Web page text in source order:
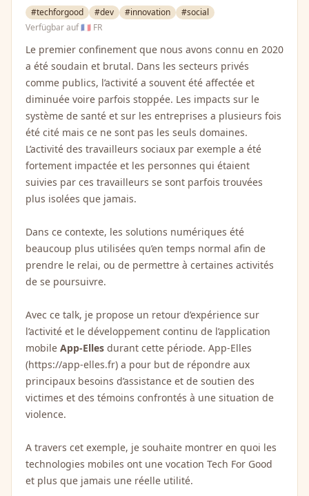
#techforgood #dev #innovation
#social
Verfügbar auf🇫🇷 FR
Le premier confinement que nous avons connu en 2020
a été soudain et brutal. Dans les secteurs privés
comme publics, l’activité a souvent été affectée et
diminuée voire parfois stoppée. Les impacts sur le
système de santé et sur les entreprises a plusieurs fois
été cité mais ce ne sont pas les seuls domaines.
L’activité des travailleurs sociaux par exemple a été
fortement impactée et les personnes qui étaient
suivies par ces travailleurs se sont parfois trouvées
plus isolées que jamais.
Dans ce contexte, les solutions numériques été
beaucoup plus utilisées qu’en temps normal afin de
prendre le relai, ou de permettre à certaines activités
de se poursuivre.
Avec ce talk, je propose un retour d’expérience sur
l’activité et le développement continu de l’application
mobile App-Elles durant cette période. App-Elles
(https://app-elles.fr) a pour but de répondre aux
principaux besoins d’assistance et de soutien des
victimes et des témoins confrontés à une situation de
violence.
A travers cet exemple, je souhaite montrer en quoi les
technologies mobiles ont une vocation Tech For Good
et plus que jamais une réelle utilité.